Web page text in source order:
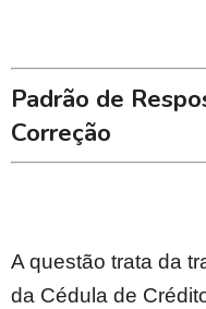
Padrão de
Correção
A questão trata da
da Cédula de